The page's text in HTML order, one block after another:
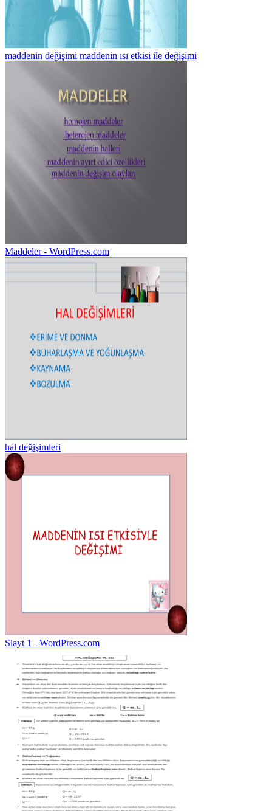
maddenin değişimi maddenin ısı etkisi ile değişimi
Maddeler - WordPress.com
hal değişimleri
Slayt 1 - WordPress.com